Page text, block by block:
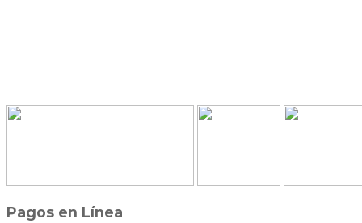
Pagos en Línea